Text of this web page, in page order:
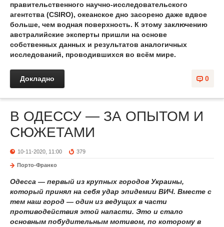
правительственного научно-исследовательского
агентства (CSIRO), океанское дно засорено даже вдвое
больше, чем водная поверхность. К этому заключению
австралийские эксперты пришли на основе
собственных данных и результатов аналогичных
исследований, проводившихся во всём мире.
0
Докладно
В ОДЕССУ — ЗА ОПЫТОМ И
СЮЖЕТАМИ
10-11-2020, 11:00 379
Порто-Франко
Одесса — первый из крупных городов Украины,
который принял на себя удар эпидемии ВИЧ. Вместе с
тем наш город — один из ведущих в части
противодействия этой напасти. Это и стало
основным побудительным мотивом, по которому в